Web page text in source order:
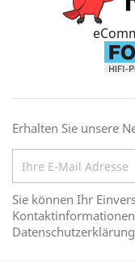
Erhalten Sie unsere
Sie können Ihr